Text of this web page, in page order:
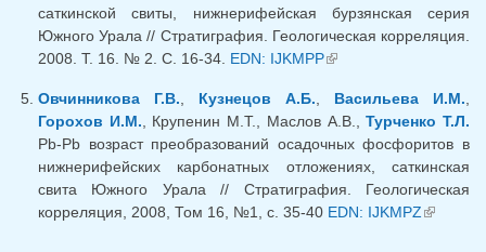
саткинской свиты, нижнерифейская бурзянская серия
Южного Урала // Стратиграфия. Геологическая корреляция.
2008. Т. 16. № 2. C. 16-34. EDN: IJKMPP(внешняя ссылка)
Овчинникова Г.В. Кузнецов А.Б. Васильева И.М.
Горохов И.М. , Крупенин М.Т., Маслов А.В.,Турченко Т.Л.
Pb-Pb возраст преобразований осадочных фосфоритов в
нижнерифейских карбонатных отложениях, саткинская
свита Южного Урала // Стратиграфия. Геологическая
корреляция, 2008, Том 16, №1, с. 35-40 EDN: IJKMPZ